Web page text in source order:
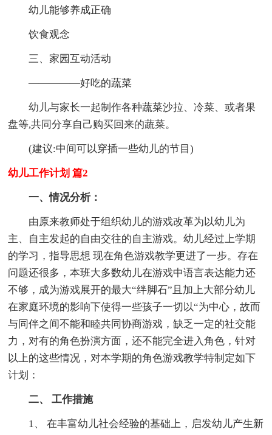
幼儿能够养成正确
饮食观念
三、家园互动活动
—————好吃的蔬菜
幼儿与家长一起制作各种蔬菜沙拉、冷菜、或者果
盘等,共同分享自己购买回来的蔬菜。
(建议:中间可以穿插一些幼儿的节目)
幼儿工作计划 篇2
一、情况分析：
由原来教师处于组织幼儿的游戏改革为以幼儿为
主、自主发起的自由交往的自主游戏。幼儿经过上学期
的学习，指导思想 现在角色游戏教学更进了一步。存在
问题还很多，本班大多数幼儿在游戏中语言表达能力还
不够，成为游戏展开的最大“绊脚石”且加上大部分幼儿
在家庭环境的影响下使得一些孩子一切以“为中心，故而
与同伴之间不能和睦共同协商游戏，缺乏一定的社交能
力，对有的角色扮演方面，还不能完全进入角色，针对
以上的这些情况，对本学期的角色游戏教学特制定如下
计划：
二、 工作措施
1、 在丰富幼儿社会经验的基础上，启发幼儿产生新